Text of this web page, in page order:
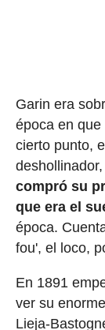
Garin era
época en
cierto punto,
compró su
que era el
época.
fou', el loco,
En 1891
ver su
Lieja-